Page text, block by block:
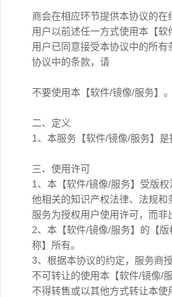
商会在相应环节提供本协议的在
用户以前述任一方式使用本【
用户已同意接受本协议中的所
协议中的条款，请
不要使用本【软件/镜像/服务】。
二、定义
1、本服务【软件/镜像/服务】是
三、使用许可
1、本【软件/镜像/服务】受版
他相关的知识产权法律、法规
服务为授权用户使用许可，而非
2、本【软件/镜像/服务】的【
称】所有。
3、根据本协议的约定，服务商
不可转让的使用本【软件/镜像/
不得转售或以其他方式转让本使